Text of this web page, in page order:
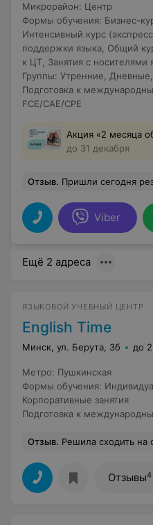
Микрорайон: Центр
Формы обучения: Бизнес-
Интенсивный курс
поддержки языка Общий
к ЦТ Занятия с носителями
Группы: Утренние Дневные
Подготовка к
FCE/CAE/CPE
Акция «2 месяца
до 31 декабря
Отзыв. Пришли сегодня результаты теста по IELTS, и, в связи с этим, еще раз хочу выразить свою искреннюю
Viber
Ещё 2 адреса
ЯЗЫКОВОЙ УЧЕБНЫЙ ЦЕНТР
English Time
Минск, ул. Берута, 3б до
Метро: Пушкинская
Формы обучения:
Корпоративные занятия
Подготовка к
Отзыв. Решила сходить на собеседование на курсы в школу Инглиш тайм, потому что они находятся в
Отзывы4